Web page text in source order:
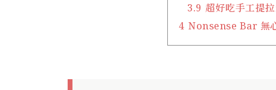
3.9 超好吃手工提
4 Nonsense Bar 無